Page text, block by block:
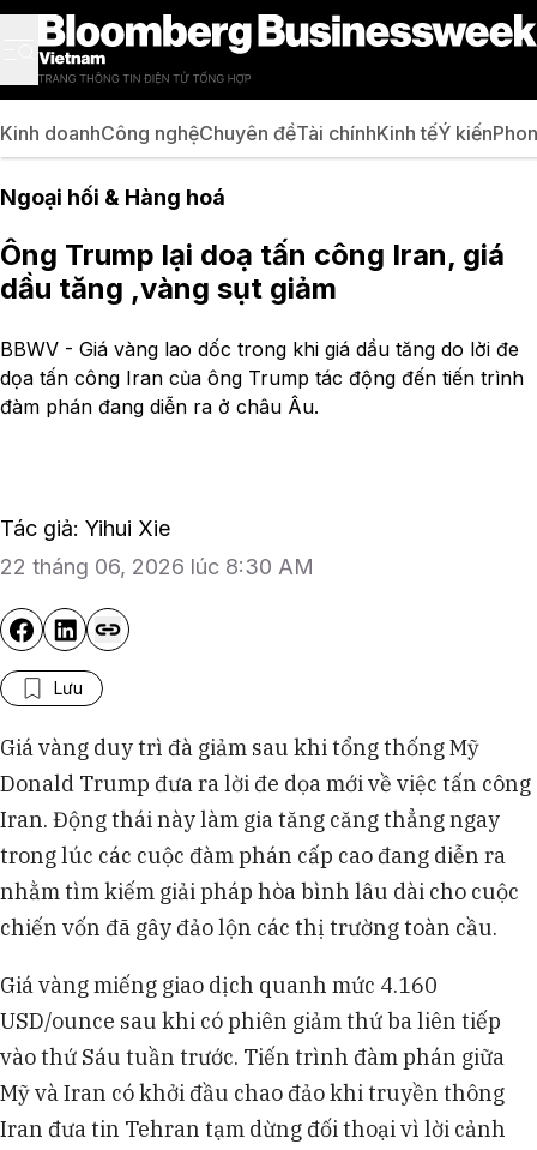
Kinh doanhCông nghệChuyên đềTài chínhKinh tếÝ kiến
Ngoại hối & Hàng hoá
Ông Trump lại doạ tấn công Iran, giá
dầu tăng ,vàng sụt giảm
BBWV - Giá vàng lao dốc trong khi giá dầu tăng do lời đe
dọa tấn công Iran của ông Trump tác động đến tiến trình
đàm phán đang diễn ra ở châu Âu.
Tác giả: Yihui Xie
22 tháng 06, 2026 lúc 8:30 AM
Lưu
Giá vàng duy trì đà giảm sau khi tổng thống Mỹ
Donald Trump đưa ra lời đe dọa mới về việc tấn công
Iran. Động thái này làm gia tăng căng thẳng ngay
trong lúc các cuộc đàm phán cấp cao đang diễn ra
nhằm tìm kiếm giải pháp hòa bình lâu dài cho cuộc
chiến vốn đã gây đảo lộn các thị trường toàn cầu.
Giá vàng miếng giao dịch quanh mức 4.160
USD/ounce sau khi có phiên giảm thứ ba liên tiếp
vào thứ Sáu tuần trước. Tiến trình đàm phán giữa
Mỹ và Iran có khởi đầu chao đảo khi truyền thông
Iran đưa tin Tehran tạm dừng đối thoại vì lời cảnh